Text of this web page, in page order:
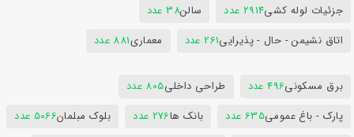
جزئیات لوله کشی2914 عدد سالن38 عدد
اتاق نشیمن - حال - پذیرایی261 عدد معماری881 عدد
برق مسکونی496 عدد طراحی داخلی805 عدد
پارک - باغ عمومی635 عدد بانک ها276 عدد بلوک مبلمان5066 عدد